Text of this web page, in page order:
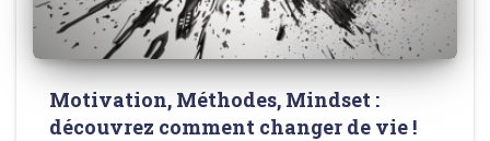
Motivation, Méthodes, Mindset :
découvrez comment changer de vie !